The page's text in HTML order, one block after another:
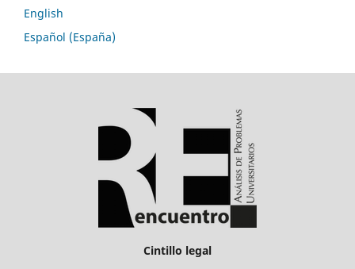
English
Español (España)
Cintillo legal